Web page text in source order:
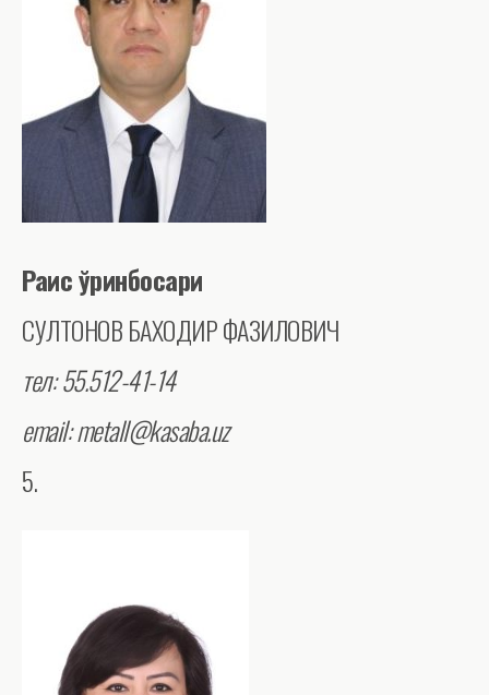
Раис ўринбосари
СУЛТОНОВ БАХОДИР ФАЗИЛОВИЧ
тел: 55.512-41-14
email: metall@kasaba.uz
5.